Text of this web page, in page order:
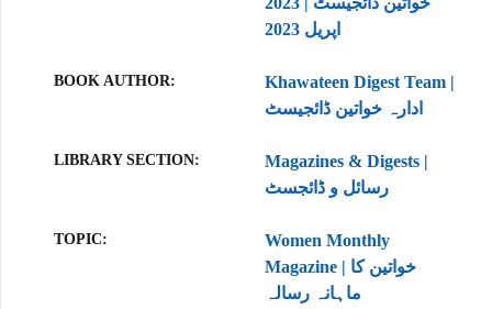
اپریل 2023
BOOK AUTHOR
Khawateen Digest Team |
ادارہ خواتین ڈائجیسٹ
LIBRARY SECTION
Magazines & Digests |
رسائل و ڈائجسٹ
TOPIC
Women Monthly
Magazine | خواتین کا
ماہانہ رسالہ